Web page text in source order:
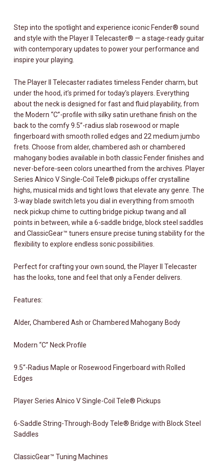
MAPLE
FINGERBOARD,
BLACK
MÄNGD
Step into the spotlight and experience iconic Fender® sound
and style with the Player II Telecaster® — a stage-ready guitar
with contemporary updates to power your performance and
inspire your playing.
The Player II Telecaster radiates timeless Fender charm, but
under the hood, it’s primed for today’s players. Everything
about the neck is designed for fast and fluid playability, from
the Modern “C”-profile with silky satin urethane finish on the
back to the comfy 9.5”-radius slab rosewood or maple
fingerboard with smooth rolled edges and 22 medium jumbo
frets. Choose from alder, chambered ash or chambered
mahogany bodies available in both classic Fender finishes and
never-before-seen colors unearthed from the archives. Player
Series Alnico V Single-Coil Tele® pickups offer crystalline
highs, musical mids and tight lows that elevate any genre. The
3-way blade switch lets you dial in everything from smooth
neck pickup chime to cutting bridge pickup twang and all
points in between, while a 6-saddle bridge, block steel saddles
and ClassicGear™ tuners ensure precise tuning stability for the
flexibility to explore endless sonic possibilities.
Perfect for crafting your own sound, the Player II Telecaster
has the looks, tone and feel that only a Fender delivers.
Features:
Alder, Chambered Ash or Chambered Mahogany Body
Modern “C” Neck Profile
9.5“-Radius Maple or Rosewood Fingerboard with Rolled
Edges
Player Series Alnico V Single-Coil Tele® Pickups
6-Saddle String-Through-Body Tele® Bridge with Block Steel
Saddles
ClassicGear™ Tuning Machines